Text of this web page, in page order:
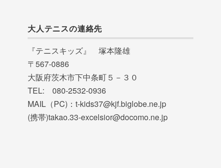
大人テニスの連絡先
『テニスキッズ』 塚本隆雄
〒567-0886
大阪府茨木市下中条町５－３０
TEL: 080-2532-0936
MAIL（PC)：t-kids37@kjf.biglobe.ne.jp
(携帯)takao.33-excelsior@docomo.ne.jp